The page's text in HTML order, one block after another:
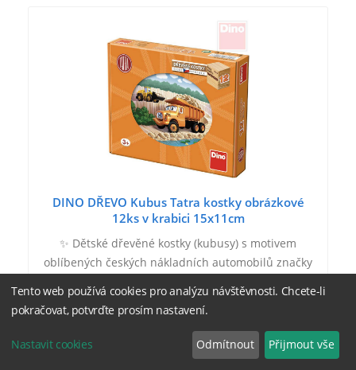
DINO DŘEVO Kubus Tatra kostky obrázkové
12ks v krabici 15x11cm
✨ Dětské dřevěné kostky (kubusy) s motivem
oblíbených českých nákladních automobilů značky
dětí koordinaci a motoriku při bourání a stavění
315 Kč
Tento web používá cookies pro analýzu návštěvnosti. Chcete-li
pokračovat, potvrďte prosím nastavení.
Nastavit cookies Odmítnout Přijmout vše